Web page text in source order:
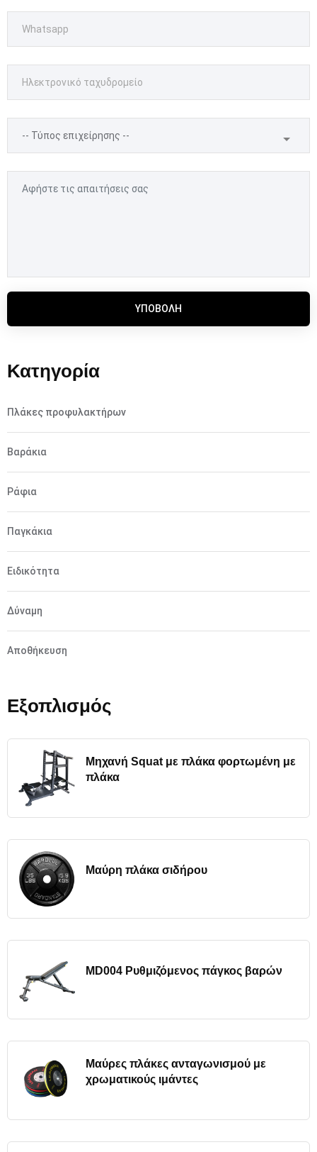
ΥΠΟΒΟΛΉ
Κατηγορία
Πλάκες προφυλακτήρων
Βαράκια
Ράφια
Παγκάκια
Ειδικότητα
Δύναμη
Αποθήκευση
Εξοπλισμός
Μηχανή Squat με πλάκα φορτωμένη με
πλάκα
Μαύρη πλάκα σιδήρου
MD004 Ρυθμιζόμενος πάγκος βαρών
Μαύρες πλάκες ανταγωνισμού με
χρωματικούς ιμάντες